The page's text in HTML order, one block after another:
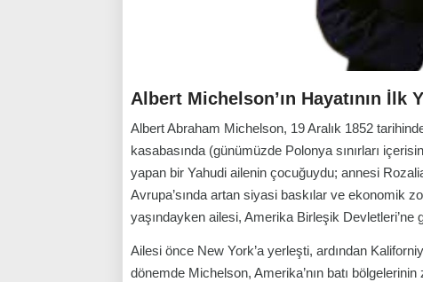
Albert Michelson’ın Hayatının İlk
Albert Abraham Michelson, 19 Aralık 1852
kasabasında (günümüzde Polonya sınırları
yapan bir Yahudi ailenin çocuğuydu; annesi
Avrupa’sında artan siyasi baskılar ve ekonomik
yaşındayken ailesi, Amerika Birleşik Devletleri’ne
Ailesi önce New York’a yerleşti, ardından
dönemde Michelson, Amerika’nın batı